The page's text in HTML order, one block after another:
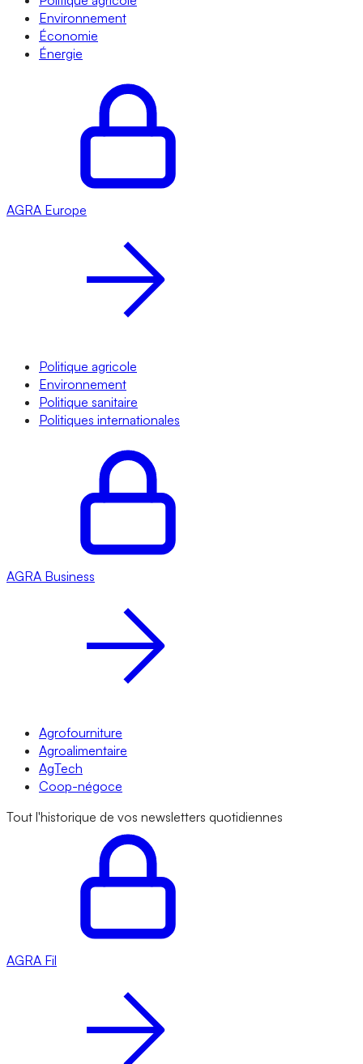
Environnement
Économie
Énergie
AGRA Europe
Politique agricole
Environnement
Politique sanitaire
Politiques internationales
AGRA Business
Agrofourniture
Agroalimentaire
AgTech
Coop-négoce
Tout l'historique de vos newsletters quotidiennes
AGRA Fil